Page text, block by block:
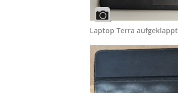
Laptop Terra aufgeklappt